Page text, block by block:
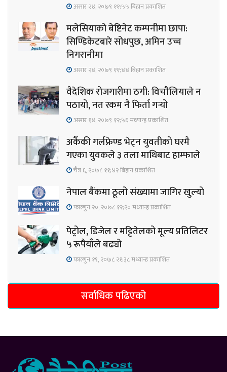
असार २४, २०७९ ११;५५ बिहान प्रकाशित
मलेसियाको बेष्टिनेट कम्पनीमा छापा:
सिण्डिकेटबारे सोधपुछ, अमिन उच्च
निगरानीमा
असार २४, २०७९ ११;४४ बिहान प्रकाशित
वैदेशिक रोजगारीमा ठगी: विचौलियाले न
पठायो, नत रकम नै फिर्ता गर्‍यो
असार १४, २०७९ १२;५६ मध्यान्ह प्रकाशित
अर्कैकी गर्लफ्रेण्ड भेट्न युवतीको घरमै
गएका युवकले ३ तला माथिबाट हाम्फाले
चैत्र ६, २०७८ ११;४२ बिहान प्रकाशित
नेपाल बैंकमा ठूलो संख्यामा जागिर खुल्यो
फाल्गुन २०, २०७८ १२;२० मध्यान्ह प्रकाशित
पेट्रोल, डिजेल र मट्टितेलको मूल्य प्रतिलिटर
५ रूपैयाँले बढ्यो
फाल्गुन १९, २०७८ २१;३८ मध्यान्ह प्रकाशित
सर्वाधिक पढिएको